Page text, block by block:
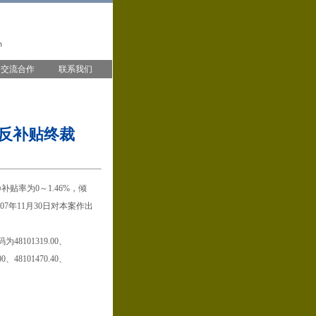
交流合作 联系我们
补贴终裁
贴率为0～1.46%，倾
年11月30日对本案作出
48101319.00、
48101470.40、